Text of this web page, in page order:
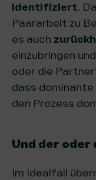
identifiziert.
Paararbeit zu
es auch
einzubringen
oder die
dass
den Prozess
Und der
Im Idealfall